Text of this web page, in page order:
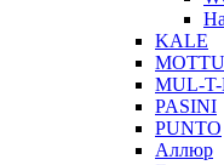
KALE
MUL-
PASINI
PUNTO
Аллюр